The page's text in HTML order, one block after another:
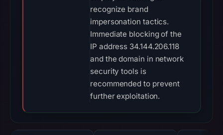
recognize brand
impersonation tactics.
Immediate blocking of the
IP address 34.144.206.118
and the domain in network
security tools is
recommended to prevent
further exploitation.